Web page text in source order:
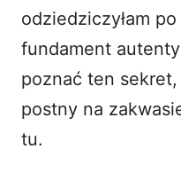
odziedziczyłam
fundament
poznać ten
postny na
tu.